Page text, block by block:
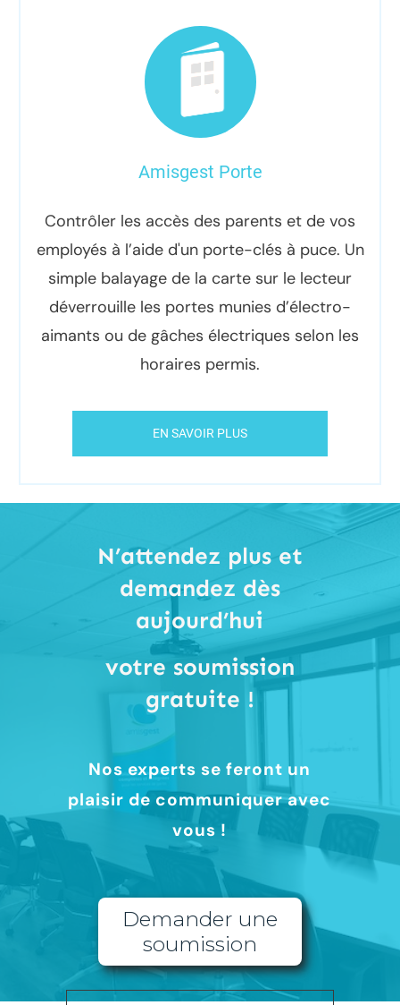
Amisgest Porte
Contrôler les accès des parents et de vos
employés à l’aide d'un porte-clés à puce. Un
simple balayage de la carte sur le lecteur
déverrouille les portes munies d’électro-
aimants ou de gâches électriques selon les
horaires permis.
EN SAVOIR PLUS
N’attendez plus et
demandez dès
aujourd’hui
votre soumission
gratuite !
Nos experts se feront un
plaisir de communiquer avec
vous !
Demander une
soumission